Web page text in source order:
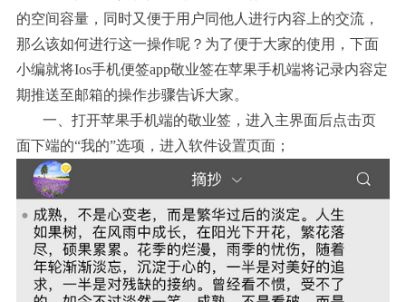
的空间容量，同时又便于用户同他人进行内容上的交流，
那么该如何进行这一操作呢？为了便于大家的使用，下面
小编就将Ios手机便签app敬业签在苹果手机端将记录内容定
期推送至邮箱的操作步骤告诉大家。
一、打开苹果手机端的敬业签，进入主界面后点击页
面下端的“我的”选项，进入软件设置页面；